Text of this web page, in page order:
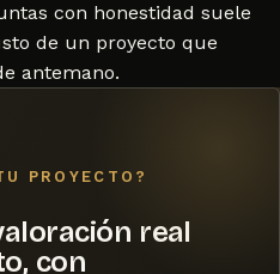
con honestidad suele
de un proyecto que
antemano.
PROYECTO?
real
con